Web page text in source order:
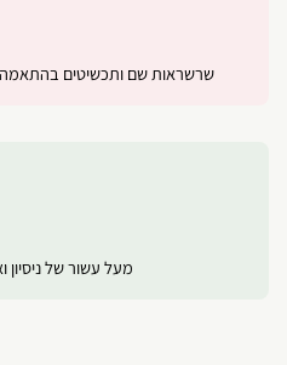
שרשראות שם ותכשיטים בהתאמה
מעל עשור של ניסיון